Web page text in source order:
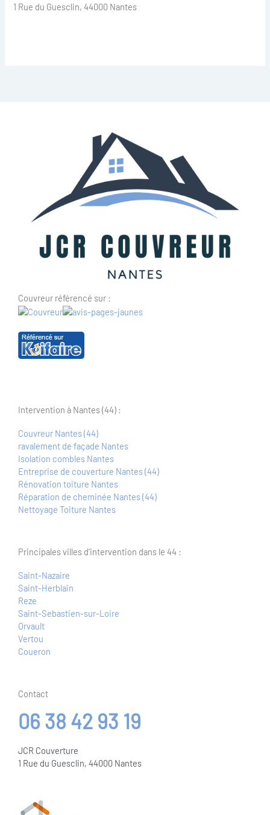
1 Rue du Guesclin, 44000 Nantes
Couvreur référencé sur :
Intervention à Nantes (44) :
Couvreur Nantes (44)
ravalement de façade Nantes
Isolation combles Nantes
Entreprise de couverture Nantes (44)
Rénovation toiture Nantes
Réparation de cheminée Nantes (44)
Nettoyage Toiture Nantes
Principales villes d'intervention dans le 44 :
Saint-Nazaire
Saint-Herblain
Reze
Saint-Sebastien-sur-Loire
Orvault
Vertou
Coueron
Contact
06 38 42 93 19
JCR Couverture
1 Rue du Guesclin, 44000 Nantes